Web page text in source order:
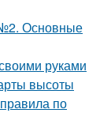
№2. Основные
руками
высоты
по